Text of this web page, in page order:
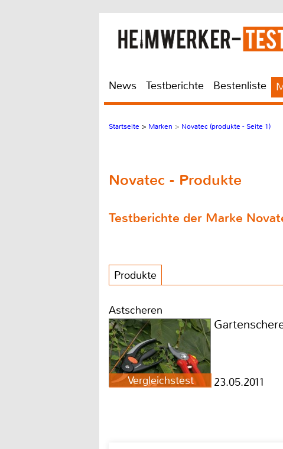
News Testberichte Bestenliste
Startseite > Marken > Novatec (produkte - Seite 1)
Novatec - Produkte
Testberichte der Marke
Produkte
Astscheren
Vergleichstest 23.05.2011